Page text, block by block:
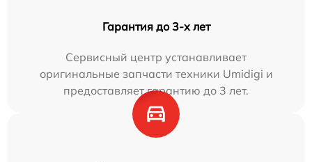
Гарантия до 3-х лет
Сервисный центр устанавливает
оригинальные запчасти техники Umidigi и
предоставляет гарантию до 3 лет.